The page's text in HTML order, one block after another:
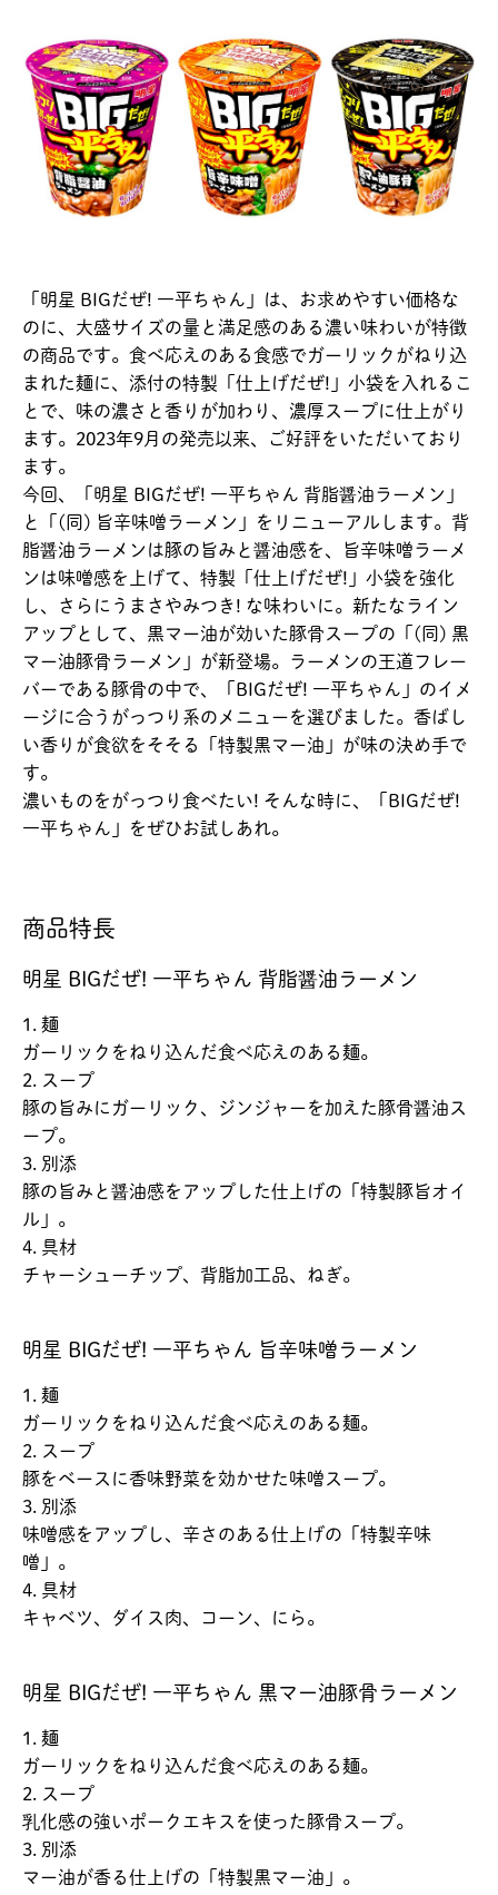
「明星 BIGだぜ! 一平ちゃん」は、お求めやすい価格な
のに、大盛サイズの量と満足感のある濃い味わいが特徴
の商品です。食べ応えのある食感でガーリックがねり込
まれた麺に、添付の特製「仕上げだぜ!」小袋を入れるこ
とで、味の濃さと香りが加わり、濃厚スープに仕上がり
ます。2023年9月の発売以来、ご好評をいただいており
ます。
今回、「明星 BIGだぜ! 一平ちゃん 背脂醤油ラーメン」
と「(同) 旨辛味噌ラーメン」をリニューアルします。背
脂醤油ラーメンは豚の旨みと醤油感を、旨辛味噌ラーメ
ンは味噌感を上げて、特製「仕上げだぜ!」小袋を強化
し、さらにうまさやみつき! な味わいに。新たなライン
アップとして、黒マー油が効いた豚骨スープの「(同) 黒
マー油豚骨ラーメン」が新登場。ラーメンの王道フレー
バーである豚骨の中で、「BIGだぜ! 一平ちゃん」のイメ
ージに合うがっつり系のメニューを選びました。香ばし
い香りが食欲をそそる「特製黒マー油」が味の決め手で
す。
濃いものをがっつり食べたい! そんな時に、「BIGだぜ!
一平ちゃん」をぜひお試しあれ。
商品特長
明星 BIGだぜ! 一平ちゃん 背脂醤油ラーメン
1. 麺
ガーリックをねり込んだ食べ応えのある麺。
2. スープ
豚の旨みにガーリック、ジンジャーを加えた豚骨醤油ス
ープ。
3. 別添
豚の旨みと醤油感をアップした仕上げの「特製豚旨オイ
ル」。
4. 具材
チャーシューチップ、背脂加工品、ねぎ。
明星 BIGだぜ! 一平ちゃん 旨辛味噌ラーメン
1. 麺
ガーリックをねり込んだ食べ応えのある麺。
2. スープ
豚をベースに香味野菜を効かせた味噌スープ。
3. 別添
味噌感をアップし、辛さのある仕上げの「特製辛味
噌」。
4. 具材
キャベツ、ダイス肉、コーン、にら。
明星 BIGだぜ! 一平ちゃん 黒マー油豚骨ラーメン
1. 麺
ガーリックをねり込んだ食べ応えのある麺。
2. スープ
乳化感の強いポークエキスを使った豚骨スープ。
3. 別添
マー油が香る仕上げの「特製黒マー油」。